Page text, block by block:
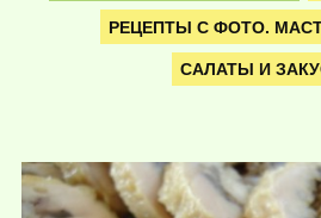
РЕЦЕПТЫ С ФОТО.
САЛАТЫ И